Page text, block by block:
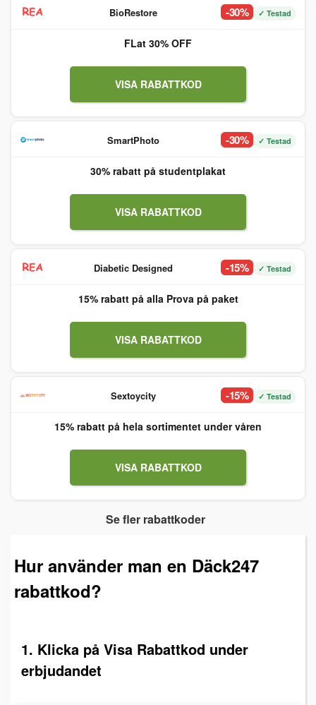
BioRestore -30% ✓ Testad
FLat 30% OFF
VISA RABATTKOD
SmartPhoto -30% ✓ Testad
30% rabatt på studentplakat
VISA RABATTKOD
Diabetic Designed -15% ✓ Testad
15% rabatt på alla Prova på paket
VISA RABATTKOD
Sextoycity -15% ✓ Testad
15% rabatt på hela sortimentet under våren
VISA RABATTKOD
Se fler rabattkoder
Hur använder man en Däck247
rabattkod?
1. Klicka på Visa Rabattkod under
erbjudandet